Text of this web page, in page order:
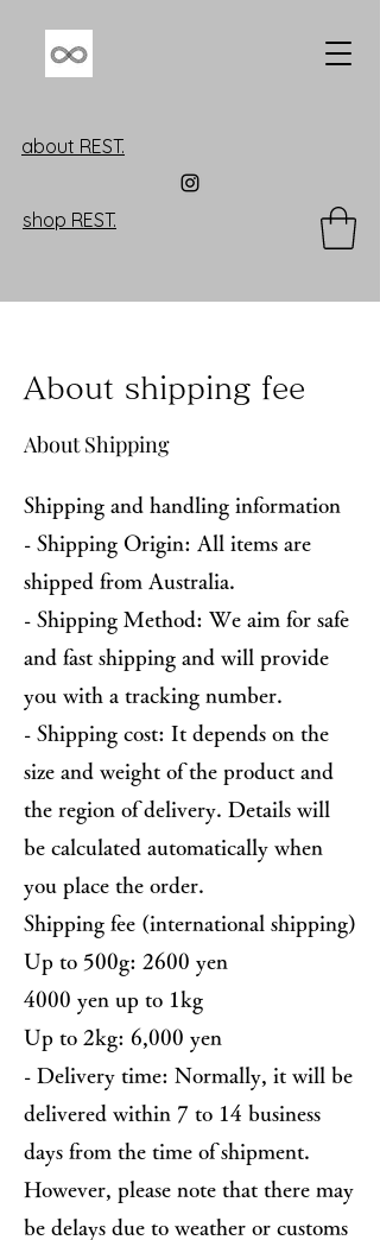
about REST.
shop REST.
About shipping fee
About Shipping
Shipping and handling information
- Shipping Origin: All items are
shipped from Australia.
- Shipping Method: We aim for safe
and fast shipping and will provide
you with a tracking number.
- Shipping cost: It depends on the
size and weight of the product and
the region of delivery. Details will
be calculated automatically when
you place the order.
Shipping fee (international shipping)
Up to 500g: 2600 yen
4000 yen up to 1kg
Up to 2kg: 6,000 yen
- Delivery time: Normally, it will be
delivered within 7 to 14 business
days from the time of shipment.
However, please note that there may
be delays due to weather or customs